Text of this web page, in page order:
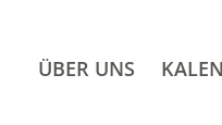
ÜBER UNS